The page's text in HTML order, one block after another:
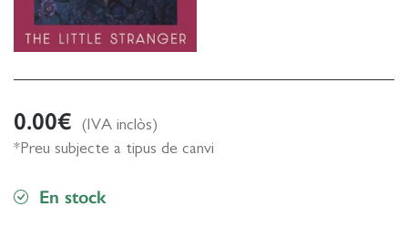
0.00€
(IVA inclòs)
*Preu subjecte a tipus de canvi
En stock